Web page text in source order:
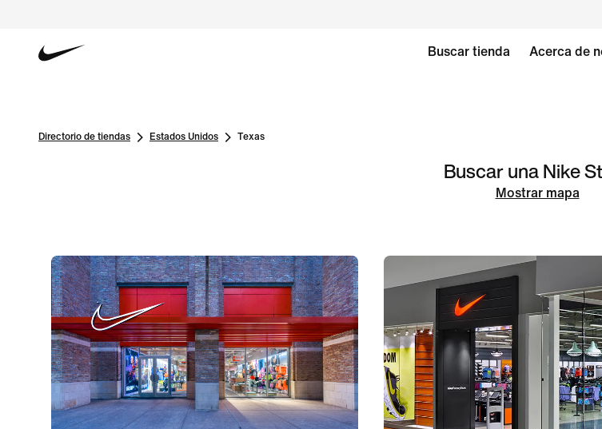
Buscar tienda Acerca de
Directorio de tiendas Estados Unidos Texas
Buscar una Nike
Mostrar mapa